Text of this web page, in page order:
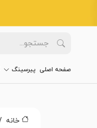
صفحه اصلی پیرسینگ
خانه